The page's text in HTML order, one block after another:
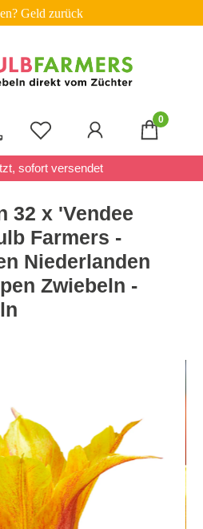
Geld zurück
Du hast 0 Produkte auf
0
sofort versendet
32 x 'Vendee
Farmers -
Niederlanden
Zwiebeln -